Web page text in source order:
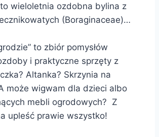
wieloletnia ozdobna bylina z
(Boraginaceae)…
to zbiór pomysłów
i praktyczne sprzęty z
Altanka? Skrzynia na
może wigwam dla dzieci albo
mebli ogrodowych? Z
upleść prawie wszystko!